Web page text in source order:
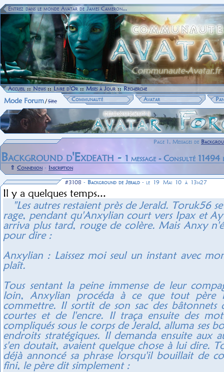
Entrez dans le monde Avatar de James Cameron...
Accueil::News::Livre d'Or::Mises à Jour::Recherche
Mode Forum/Site Communauté Avatar
Page 1, Messages de
Background d'Exdeath - 1 message - Consulté 11494
⇑ Connexion - Inscription
#3108 - Background de Jerald - le 19 Mai 10 à 13h27
Il y a quelques temps...
"Les autres restaient près de Jerald. Toruk56
rage, pendant qu'Anxylian court vers Ipax et
arriva plus tard, rouge de colère. Mais Anxy
pour dire :
Anxylian : Laissez moi seul un instant avec
plaît.
Tous sentant la peine immense de leur
loin, Anxylian procéda à ce que tout père
commettre. Il sortit de son sac des bâtonnets
courtes et de l'encre. Il traça ensuite des
compliqués sous le corps de Jerald, alluma ses
endroits stratégiques. Il demanda ensuite aux
s'en doutait, avaient quelque chose à lui dire.
déjà annoncé sa phrase lorsqu'il bouillait de
fini, le père dit simplement :